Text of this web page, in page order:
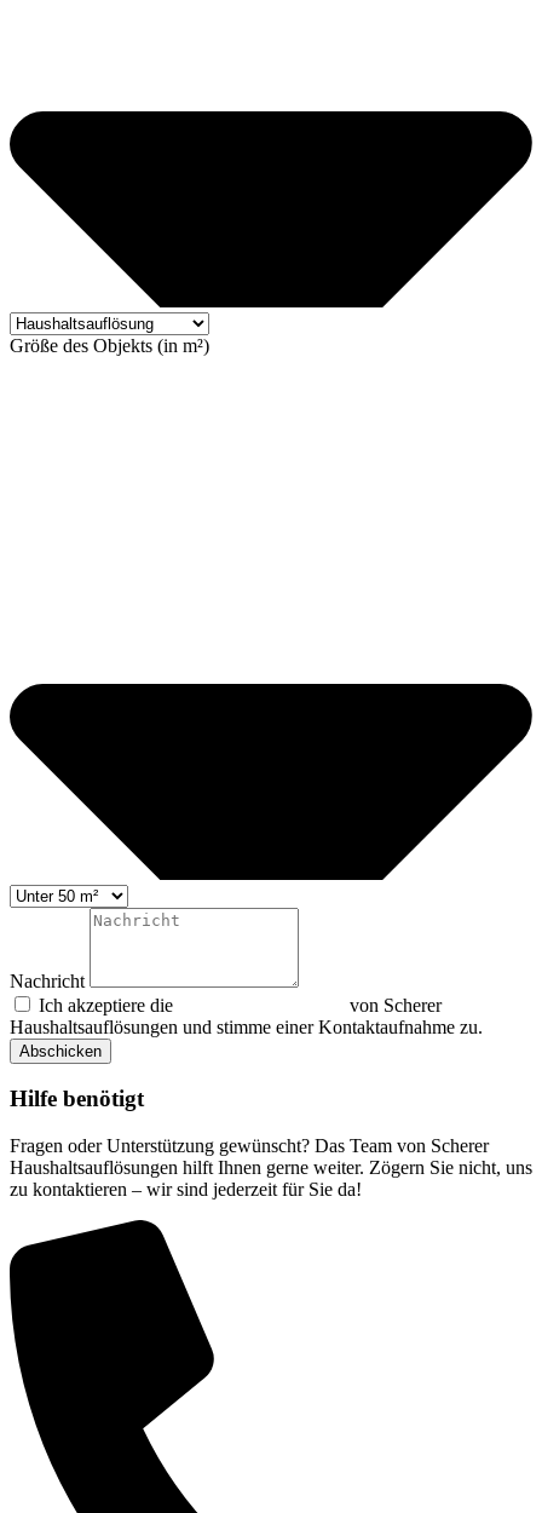
Größe des Objekts (in m²)
Nachricht
Ich akzeptiere die
von Scherer
Haushaltsauflösungen und stimme einer Kontaktaufnahme zu.
Abschicken
Hilfe benötigt
Fragen oder Unterstützung gewünscht? Das Team von Scherer
Haushaltsauflösungen hilft Ihnen gerne weiter. Zögern Sie nicht, uns
zu kontaktieren – wir sind jederzeit für Sie da!